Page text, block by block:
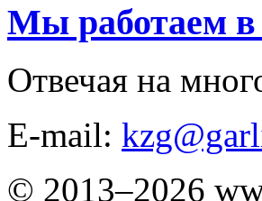
Мы работаем
Отвечая на
E-mail:
© 2013–2026